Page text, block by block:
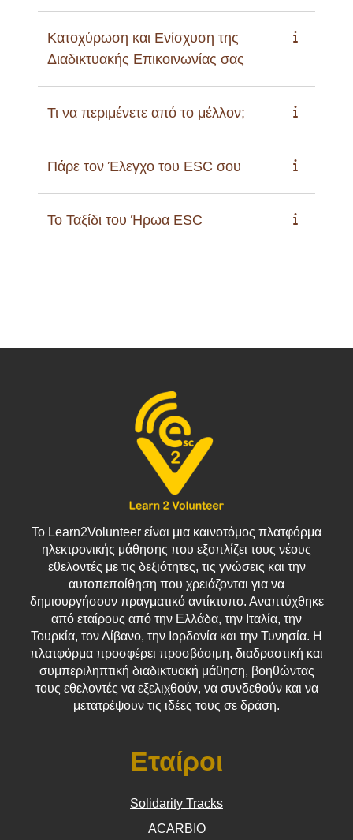
Κατοχύρωση και Ενίσχυση της
Διαδικτυακής Επικοινωνίας σας
Τι να περιμένετε από το μέλλον;
Πάρε τον Έλεγχο του ESC σου
Το Ταξίδι του Ήρωα ESC
Το Learn2Volunteer είναι μια καινοτόμος πλατφόρμα
ηλεκτρονικής μάθησης που εξοπλίζει τους νέους
εθελοντές με τις δεξιότητες, τις γνώσεις και την
αυτοπεποίθηση που χρειάζονται για να
δημιουργήσουν πραγματικό αντίκτυπο. Αναπτύχθηκε
από εταίρους από την Ελλάδα, την Ιταλία, την
Τουρκία, τον Λίβανο, την Ιορδανία και την Τυνησία. Η
πλατφόρμα προσφέρει προσβάσιμη, διαδραστική και
συμπεριληπτική διαδικτυακή μάθηση, βοηθώντας
τους εθελοντές να εξελιχθούν, να συνδεθούν και να
μετατρέψουν τις ιδέες τους σε δράση.
Εταίροι
Solidarity Tracks
ACARBIO